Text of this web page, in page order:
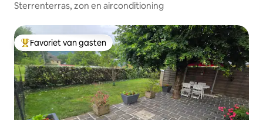
Sterrenterras, zon en airconditioning
Topfavoriet van gasten
Favoriet van gasten